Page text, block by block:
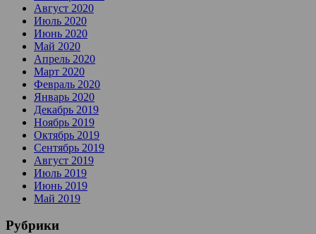
Август 2020
Июль 2020
Июнь 2020
Май 2020
Апрель 2020
Март 2020
Февраль 2020
Январь 2020
Декабрь 2019
Ноябрь 2019
Октябрь 2019
Сентябрь 2019
Август 2019
Июль 2019
Июнь 2019
Май 2019
Рубрики